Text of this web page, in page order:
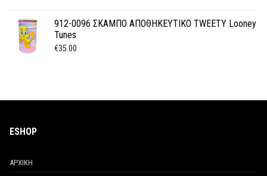
912-0096 ΣΚΑΜΠΟ ΑΠΟΘΗΚΕΥΤΙΚΟ TWEETY Looney
Tunes
€35.00
ESHOP
ΑΡΧΙΚΗ